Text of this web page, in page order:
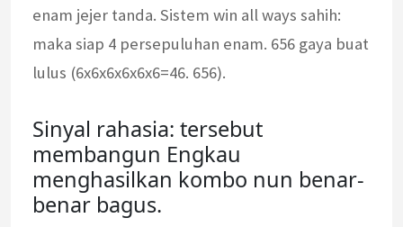
enam jejer tanda. Sistem win all ways sahih:
maka siap 4 persepuluhan enam. 656 gaya buat
lulus (6x6x6x6x6x6=46. 656).
Sinyal rahasia: tersebut
membangun Engkau
menghasilkan kombo nun benar-
benar bagus.